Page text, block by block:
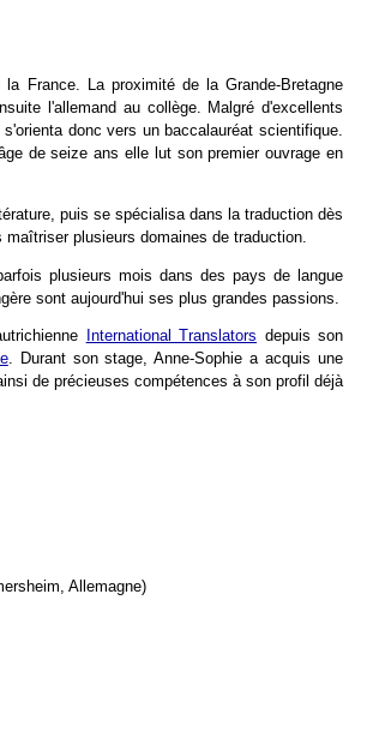
France. La proximité de la Grande-Bretagne
l'allemand au collège. Malgré d'excellents
s'orienta donc vers un baccalauréat scientifique.
de seize ans elle lut son premier ouvrage en
puis se spécialisa dans la traduction dès
plusieurs domaines de traduction.
plusieurs mois dans des pays de langue
sont aujourd'hui ses plus grandes passions.
International Translators depuis son
. Durant son stage, Anne-Sophie a acquis une
de précieuses compétences à son profil déjà
Allemagne)